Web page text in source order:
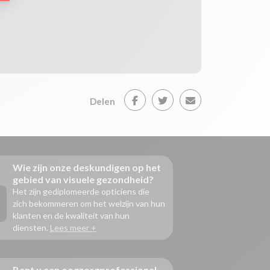
Delen
Wie zijn onze deskundigen op het
gebied van visuele gezondheid?
Het zijn gediplomeerde opticiens die
zich bekommeren om het welzijn van hun
klanten en de kwaliteit van hun
diensten. Lees meer +